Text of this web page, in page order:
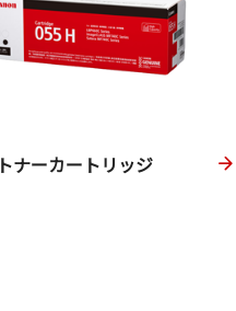
トナーカートリッジ